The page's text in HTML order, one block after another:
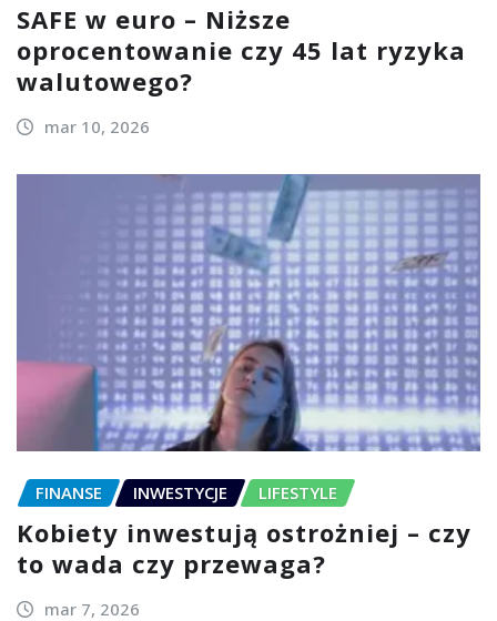
SAFE w euro – Niższe
oprocentowanie czy 45 lat ryzyka
walutowego?
mar 10, 2026
FINANSE INWESTYCJE LIFESTYLE
Kobiety inwestują ostrożniej – czy
to wada czy przewaga?
mar 7, 2026